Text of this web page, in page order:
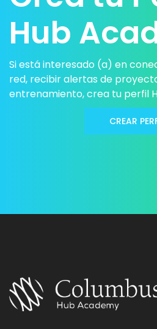
Hub
Si está interesado (a) en
red, recibir alertas de
entrenamiento, crea tu perfil
CREAR